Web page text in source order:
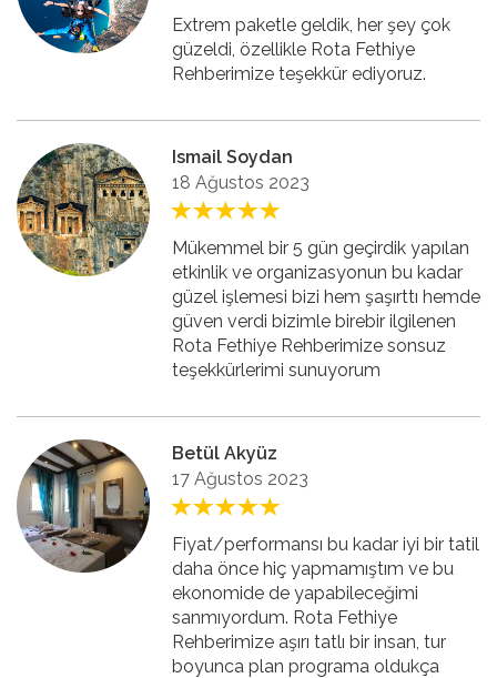
Extrem paketle geldik, her şey çok
güzeldi, özellikle Rota Fethiye
Rehberimize teşekkür ediyoruz.
Ismail Soydan
18 Ağustos 2023
Mükemmel bir 5 gün geçirdik yapılan
etkinlik ve organizasyonun bu kadar
güzel işlemesi bizi hem şaşırttı hemde
güven verdi bizimle birebir ilgilenen
Rota Fethiye Rehberimize sonsuz
teşekkürlerimi sunuyorum
Betül Akyüz
17 Ağustos 2023
Fiyat/performansı bu kadar iyi bir tatil
daha önce hiç yapmamıştım ve bu
ekonomide de yapabileceğimi
sanmıyordum. Rota Fethiye
Rehberimize aşırı tatlı bir insan, tur
boyunca plan programa oldukça